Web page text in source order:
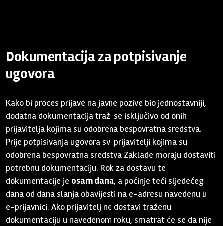
Dokumentacija za potpisivanje
ugovora
Kako bi proces prijave na javne pozive bio jednostavniji,
dodatna dokumentacija traži se isključivo od onih
prijavitelja kojima su odobrena bespovratna sredstva.
Prije potpisivanja ugovora svi prijavitelji kojima su
odobrena bespovratna sredstva Zaklade moraju dostaviti
potrebnu dokumentaciju. Rok za dostavu te
dokumentacije je osam dana, a počinje teći sljedećeg
dana od dana slanja obavijesti na e-adresu navedenu u
e-prijavnici. Ako prijavitelj ne dostavi traženu
dokumentaciju u navedenom roku, smatrat će se da nije